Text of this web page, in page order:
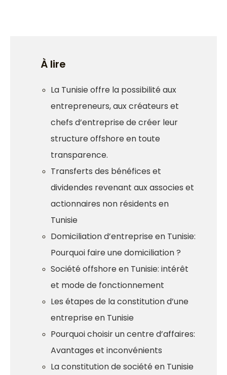
À lire
La Tunisie offre la possibilité aux
entrepreneurs, aux créateurs et
chefs d’entreprise de créer leur
structure offshore en toute
transparence.
Transferts des bénéfices et
dividendes revenant aux associes et
actionnaires non résidents en
Tunisie
Domiciliation d’entreprise en Tunisie:
Pourquoi faire une domiciliation ?
Société offshore en Tunisie: intérêt
et mode de fonctionnement
Les étapes de la constitution d’une
entreprise en Tunisie
Pourquoi choisir un centre d’affaires:
Avantages et inconvénients
La constitution de société en Tunisie